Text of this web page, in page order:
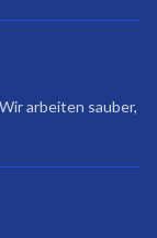
arbeiten sauber,